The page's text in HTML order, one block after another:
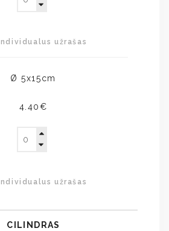
Individualus užrašas
Ø 5x15cm
4.40€
Individualus užrašas
CILINDRAS